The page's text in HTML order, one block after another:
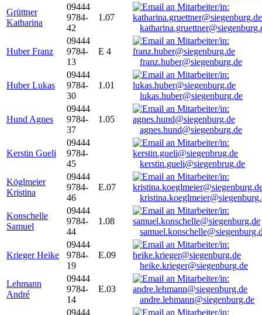
Grüttner
Katharina
09444
9784-
42
1.07
Huber Franz
09444
9784-
13
E 4
franz.huber@siegenburg.de
Huber Lukas
09444
9784-
30
1.01
lukas.huber@siegenburg.de
Hund Agnes
09444
9784-
37
1.05
agnes.hund@siegenburg.de
Kerstin Gueli
09444
9784-
45
kerstin.gueli@siegenbrug.de
Köglmeier
Kristina
09444
9784-
46
E.07
Konschelle
Samuel
09444
9784-
44
1.08
Krieger Heike
09444
9784-
19
E.09
heike.krieger@siegenburg.de
Lehmann
André
09444
9784-
14
E.03
andre.lehmann@siegenburg.de
09444